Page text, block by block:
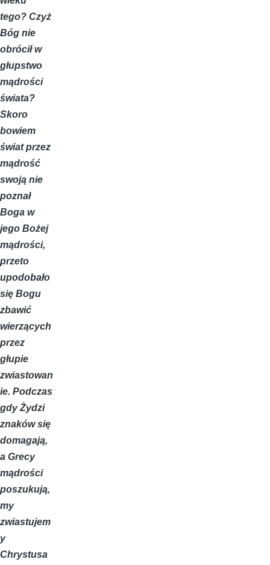
tego? Czyż
Bóg nie
obrócił w
głupstwo
mądrości
świata?
Skoro
bowiem
świat przez
mądrość
swoją nie
poznał
Boga w
jego Bożej
mądrości,
przeto
upodobało
się Bogu
zbawić
wierzących
przez
głupie
zwiastowan
ie. Podczas
gdy Żydzi
znaków się
domagają,
a Grecy
mądrości
poszukują,
my
zwiastujem
y
Chrystusa